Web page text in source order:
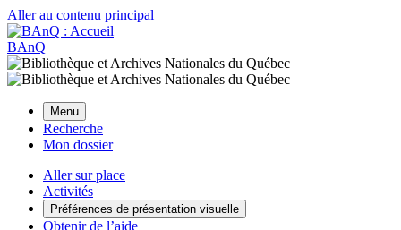
Aller au contenu principal
BAnQ
Menu
Recherche
Mon dossier
Aller sur place
Activités
Préférences de présentation visuelle
Obtenir de l’aide